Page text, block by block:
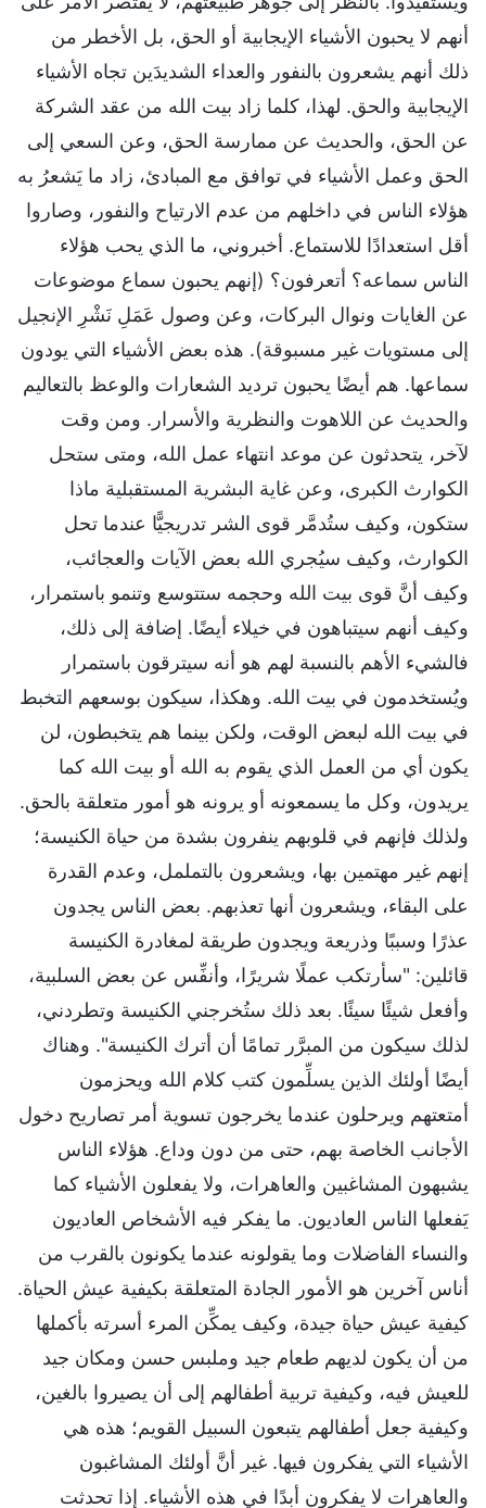
أنهم لا يحبون الأشياء الإيجابية أو الحق، بل الأخطر من
ذلك أنهم يشعرون بالنفور والعداء الشديدَين تجاه الأشياء
الإيجابية والحق. لهذا، كلما زاد بيت الله من عقد الشركة
عن الحق، والحديث عن ممارسة الحق، وعن السعي إلى
الحق وعمل الأشياء في توافق مع المبادئ، زاد ما يَشعرُ به
هؤلاء الناس في داخلهم من عدم الارتياح والنفور، وصاروا
أقل استعدادًا للاستماع. أخبروني، ما الذي يحب هؤلاء
الناس سماعه؟ أتعرفون؟ (إنهم يحبون سماع موضوعات
عن الغايات ونوال البركات، وعن وصول عَمَلِ نَشْرِ الإنجيل
إلى مستويات غير مسبوقة). هذه بعض الأشياء التي يودون
سماعها. هم أيضًا يحبون ترديد الشعارات والوعظ بالتعاليم
والحديث عن اللاهوت والنظرية والأسرار. ومن وقت
لآخر، يتحدثون عن موعد انتهاء عمل الله، ومتى ستحل
الكوارث الكبرى، وعن غاية البشرية المستقبلية ماذا
ستكون، وكيف ستُدمَّر قوى الشر تدريجيًّا عندما تحل
الكوارث، وكيف سيُجري الله بعض الآيات والعجائب،
وكيف أنَّ قوى بيت الله وحجمه ستتوسع وتنمو باستمرار،
وكيف أنهم سيتباهون في خيلاء أيضًا. إضافة إلى ذلك،
فالشيء الأهم بالنسبة لهم هو أنه سيترقون باستمرار
ويُستخدمون في بيت الله. وهكذا، سيكون بوسعهم التخبط
في بيت الله لبعض الوقت، ولكن بينما هم يتخبطون، لن
يكون أي من العمل الذي يقوم به الله أو بيت الله كما
يريدون، وكل ما يسمعونه أو يرونه هو أمور متعلقة بالحق.
ولذلك فإنهم في قلوبهم ينفرون بشدة من حياة الكنيسة؛
إنهم غير مهتمين بها، ويشعرون بالتململ، وعدم القدرة
على البقاء، ويشعرون أنها تعذبهم. بعض الناس يجدون
عذرًا وسببًا وذريعة ويجدون طريقة لمغادرة الكنيسة
قائلين: "سأرتكب عملًا شريرًا، وأنفِّس عن بعض السلبية،
وأفعل شيئًا سيئًا. بعد ذلك ستُخرجني الكنيسة وتطردني،
لذلك سيكون من المبرَّر تمامًا أن أترك الكنيسة". وهناك
أيضًا أولئك الذين يسلِّمون كتب كلام الله ويحزمون
أمتعتهم ويرحلون عندما يخرجون تسوية أمر تصاريح دخول
الأجانب الخاصة بهم، حتى من دون وداع. هؤلاء الناس
يشبهون المشاغبين والعاهرات، ولا يفعلون الأشياء كما
يَفعلها الناس العاديون. ما يفكر فيه الأشخاص العاديون
والنساء الفاضلات وما يقولونه عندما يكونون بالقرب من
أناس آخرين هو الأمور الجادة المتعلقة بكيفية عيش الحياة.
كيفية عيش حياة جيدة، وكيف يمكِّن المرء أسرته بأكملها
من أن يكون لديهم طعام جيد وملبس حسن ومكان جيد
للعيش فيه، وكيفية تربية أطفالهم إلى أن يصيروا بالغين،
وكيفية جعل أطفالهم يتبعون السبيل القويم؛ هذه هي
الأشياء التي يفكرون فيها. غير أنَّ أولئك المشاغبون
والعاهرات لا يفكرون أبدًا في هذه الأشياء. إذا تحدثت